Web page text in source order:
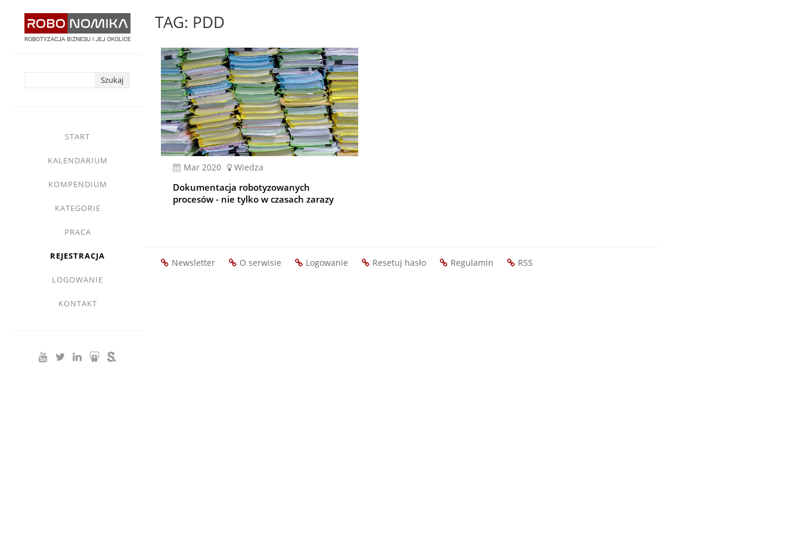
START
KALENDARIUM
KOMPENDIUM
KATEGORIE
PRACA
REJESTRACJA
LOGOWANIE
KONTAKT
TAG: PDD
mar 2020 Wiedza
Dokumentacja robotyzowanych
procesów - nie tylko w czasach zarazy
Newsletter O serwisie Logowanie Resetuj hasło Regulamin RSS